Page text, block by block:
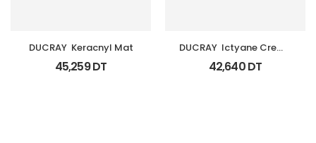
DUCRAY  Keracnyl Mat
45,259DT
DUCRAY  Ictyane Creme
Nutri Creme Riche
Visage
42,640DT